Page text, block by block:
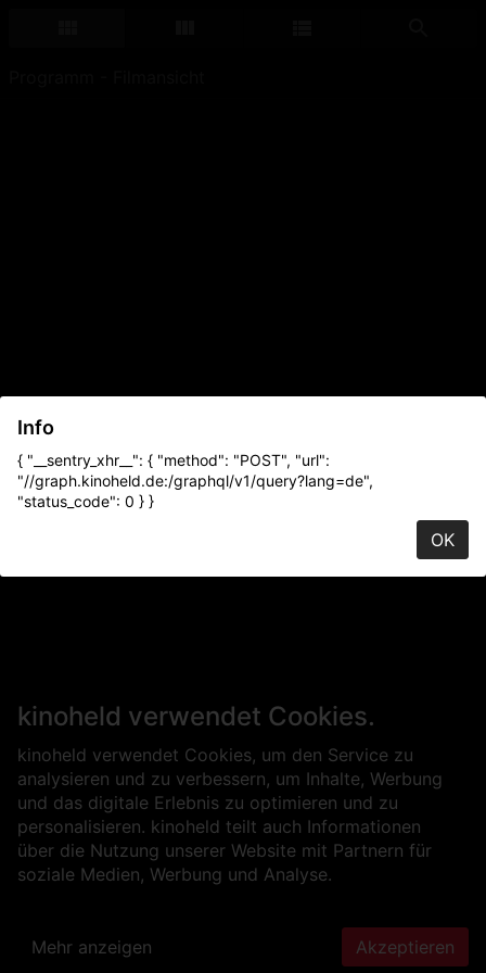
kinoheld verwendet Cookies.
kinoheld verwendet Cookies, um den Service zu
analysieren und zu verbessern, um Inhalte, Werbung
und das digitale Erlebnis zu optimieren und zu
personalisieren. kinoheld teilt auch Informationen
über die Nutzung unserer Website mit Partnern für
soziale Medien, Werbung und Analyse.
Mehr anzeigen Akzeptieren
Info
{ "__sentry_xhr__": { "method": "POST", "url":
"//graph.kinoheld.de:/graphql/v1/query?lang=de",
"status_code": 0 } }
OK